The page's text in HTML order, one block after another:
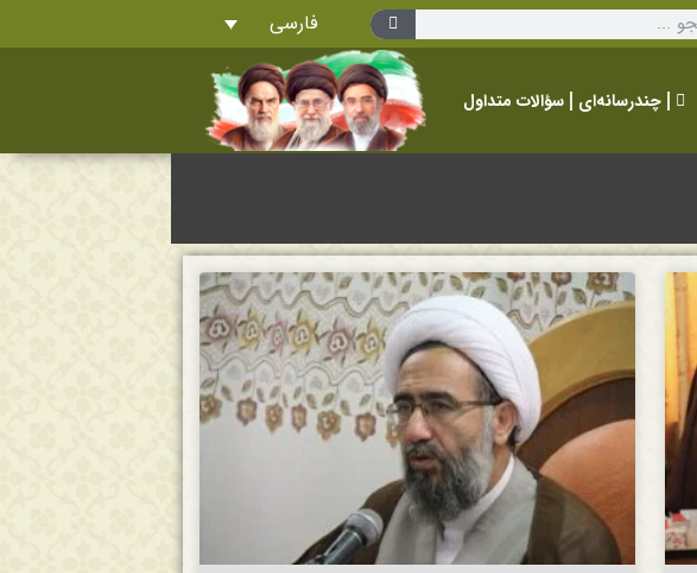
فارسی
چندرسانه‌ای سؤالات متداول